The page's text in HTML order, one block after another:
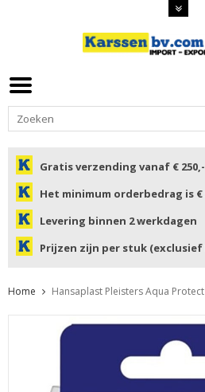
Gratis verzending vanaf €
Het minimum orderbedrag is
Levering binnen 2 werkdagen
Prijzen zijn per stuk (exclusief
Home Hansaplast Pleisters Aqua